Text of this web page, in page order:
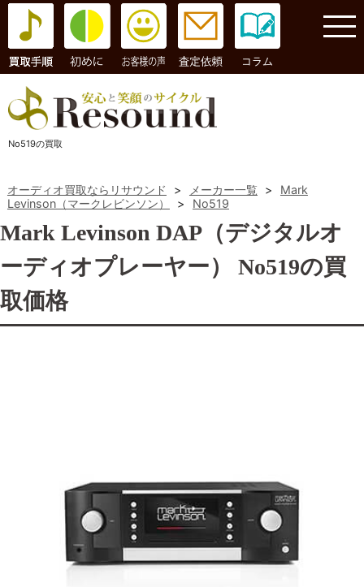
コラム
No519の買取
オーディオ買取ならリサウンド > メーカー一覧 >
Mark
Levinson（マークレビンソン）
> No519
Mark Levinson DAP（デジタルオ
ーディオプレーヤー） No519の買
取価格